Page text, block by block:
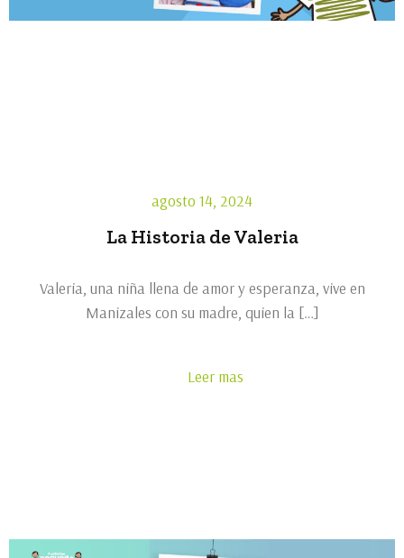
agosto 14, 2024
La Historia de Valeria
Valeria, una niña llena de amor y esperanza, vive en
Manizales con su madre, quien la […]
Leer mas